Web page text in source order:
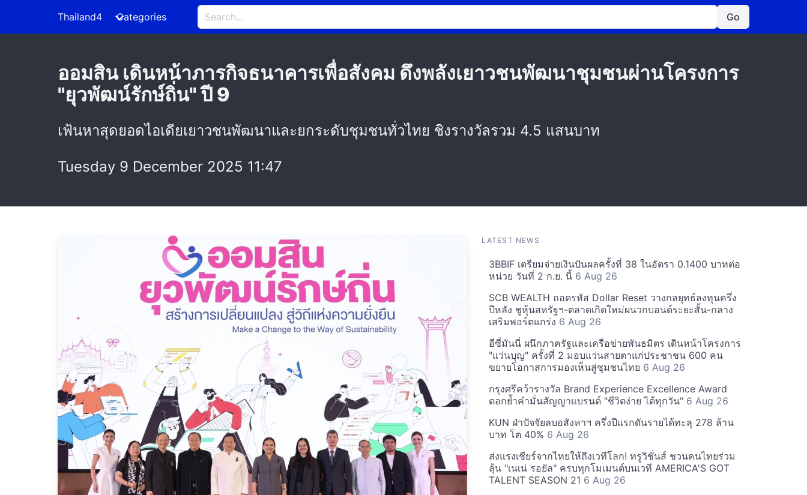
Thailand4 Categories Go
ออมสิน เดินหน้าภารกิจธนาคารเพื่อสังคม ดึงพลังเยาวชนพัฒนาชุมชนผ่านโครงการ
"ยุวพัฒน์รักษ์ถิ่น" ปี 9
เฟ้นหาสุดยอดไอเดียเยาวชนพัฒนาและยกระดับชุมชนทั่วไทย ชิงรางวัลรวม 4.5 แสนบาท
Tuesday 9 December 2025 11:47
LATEST NEWS
3BBIF เตรียมจ่ายเงินปันผลครั้งที่ 38 ในอัตรา 0.1400 บาทต่อ
หน่วย วันที่ 2 ก.ย. นี้ 6 Aug 26
SCB WEALTH ถอดรหัส Dollar Reset วางกลยุทธ์ลงทุนครึ่ง
ปีหลัง ชูหุ้นสหรัฐฯ-ตลาดเกิดใหม่ผนวกบอนด์ระยะสั้น-กลาง
เสริมพอร์ตแกร่ง 6 Aug 26
อีซี่มันนี่ ผนึกภาครัฐและเครือข่ายพันธมิตร เดินหน้าโครงการ
"แว่นบุญ" ครั้งที่ 2 มอบแว่นสายตาแก่ประชาชน 600 คน
ขยายโอกาสการมองเห็นสู่ชุมชนไทย 6 Aug 26
กรุงศรีคว้ารางวัล Brand Experience Excellence Award
ตอกย้ำคำมั่นสัญญาแบรนด์ "ชีวิตง่าย ได้ทุกวัน" 6 Aug 26
KUN ฝ่าปัจจัยลบอสังหาฯ ครึ่งปีแรกดันรายได้ทะลุ 278 ล้าน
บาท โต 40% 6 Aug 26
ส่งแรงเชียร์จากไทยให้ถึงเวทีโลก! ทรูวิชั่นส์ ชวนคนไทยร่วม
ลุ้น "เนเน่ รอยัล" ครบทุกโมเมนต์บนเวที AMERICA'S GOT
TALENT SEASON 21 6 Aug 26